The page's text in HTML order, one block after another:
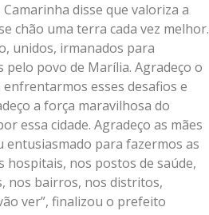
disse que valoriza a
chão uma terra cada vez melhor.
unidos, irmanados para
povo de Marília. Agradeço o
esses desafios e
a força maravilhosa do
essa cidade. Agradeço as mães
entusiasmado para fazermos as
hospitais, nos postos de saúde,
nos bairros, nos distritos,
ver”, finalizou o prefeito